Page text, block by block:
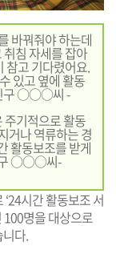
바꿔줘야 하는데
침 자세를 잡아
참고 기다렸어요.
있고 옆에 활동
진구 ○○○씨 -
주기적으로 활동
거나 역류하는 경
활동보조를 받게
구 ○○○씨-
시간 활동보조 서
100명을 대상으로
다.